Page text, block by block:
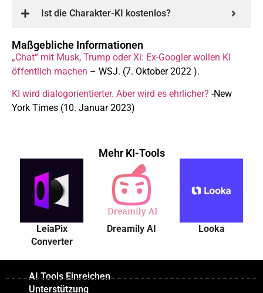
Ist die Charakter-KI kostenlos?
Maßgebliche Informationen
„Chat“ mit Musk, Trump oder Xi: Ex-Googler wollen KI
öffentlich machen – WSJ. (7. Oktober 2022 ).
KI wird dialogorientierter. Aber wird es ehrlicher? -New
York Times (10. Januar 2023)
Mehr KI-Tools
LeiaPix
Converter
Dreamily AI Looka
AI Tools Einreichen
Unterstützung